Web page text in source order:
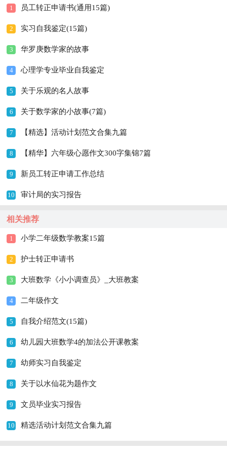
1 员工转正申请书(通用15篇)
2 实习自我鉴定(15篇)
3 华罗庚数学家的故事
4 心理学专业毕业自我鉴定
5 关于乐观的名人故事
6 关于数学家的小故事(7篇)
7 【精选】活动计划范文合集九篇
8 【精华】六年级心愿作文300字集锦7篇
9 新员工转正申请工作总结
10 审计局的实习报告
相关推荐
1 小学二年级数学教案15篇
2 护士转正申请书
3 大班数学《小小调查员》_大班教案
4 二年级作文
5 自我介绍范文(15篇)
6 幼儿园大班数学4的加法公开课教案
7 幼师实习自我鉴定
8 关于以水仙花为题作文
9 文员毕业实习报告
10 精选活动计划范文合集九篇